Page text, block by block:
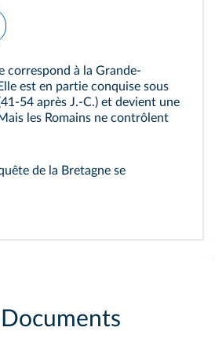
correspond à la Grande-
est en partie conquise sous
54 après J.‑C.) et devient une
les Romains ne contrôlent
de la Bretagne se
Documents